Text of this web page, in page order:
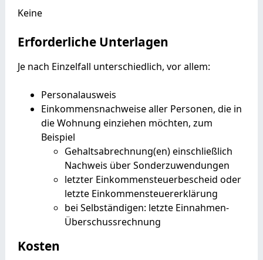
Keine
Erforderliche Unterlagen
Je nach Einzelfall unterschiedlich, vor allem:
Personalausweis
Einkommensnachweise aller Personen, die in
die Wohnung einziehen möchten, zum
Beispiel
Gehaltsabrechnung(en) einschließlich
Nachweis über Sonderzuwendungen
letzter Einkommensteuerbescheid oder
letzte Einkommensteuererklärung
bei Selbständigen: letzte Einnahmen-
Überschussrechnung
Kosten